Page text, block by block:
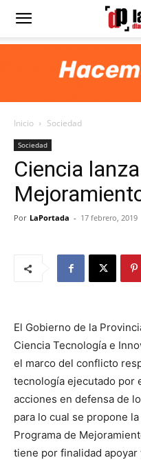
Diario
Portada
Inicio Sociedad
Sociedad
Ciencia
Por LaPortada - 17 febrero, 2019
El Gobierno de la
Ciencia Tecnología e
el marco del conflicto
tecnología ejecutado por
acciones en defensa de
para lo cual se propone
Programa de
tiene por finalidad